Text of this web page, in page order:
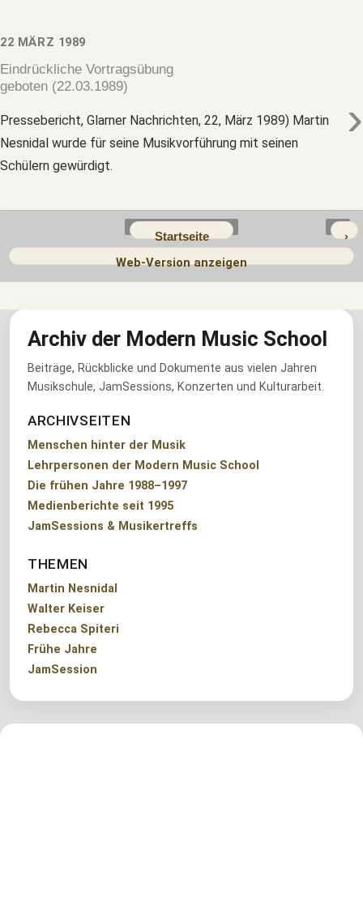
22 MÄRZ 1989
Eindrückliche Vortragsübung
geboten (22.03.1989)
›
Pressebericht, Glarner Nachrichten, 22, März 1989) Martin
Nesnidal wurde für seine Musikvorführung mit seinen
Schülern gewürdigt.
›
Startseite
Web-Version anzeigen
Archiv der Modern Music School
Beiträge, Rückblicke und Dokumente aus vielen Jahren
Musikschule, JamSessions, Konzerten und Kulturarbeit.
ARCHIVSEITEN
Menschen hinter der Musik
Lehrpersonen der Modern Music School
Die frühen Jahre 1988–1997
Medienberichte seit 1995
JamSessions & Musikertreffs
THEMEN
Martin Nesnidal
Walter Keiser
Rebecca Spiteri
Frühe Jahre
JamSession